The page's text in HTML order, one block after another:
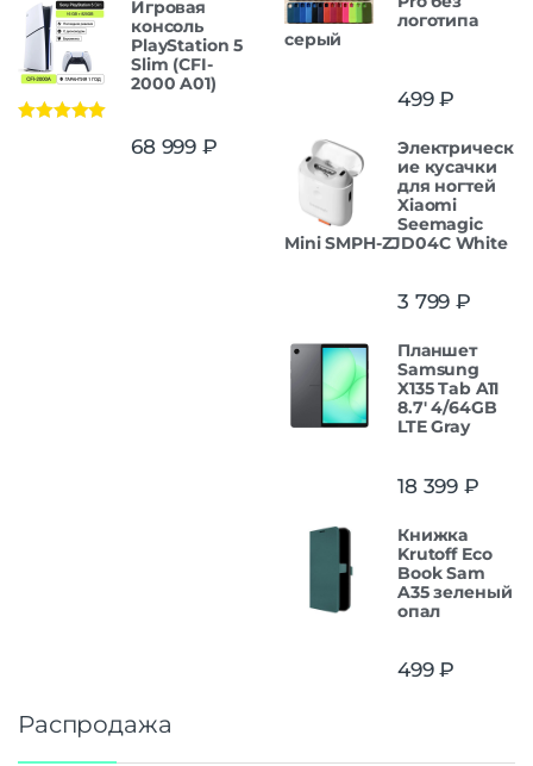
Игровая
консоль
PlayStation 5
Slim (CFI-
2000 A01)
68 999 ₽
логотипа
серый
499₽
Электрическ
ие кусачки
для ногтей
Xiaomi
Seemagic
Mini SMPH-ZJD04C White
3 799 ₽
Планшет
Samsung
X135 Tab A11
8.7' 4/64GB
LTE Gray
18 399 ₽
Книжка
Krutoff Eco
Book Sam
A35 зеленый
опал
499₽
Распродажа